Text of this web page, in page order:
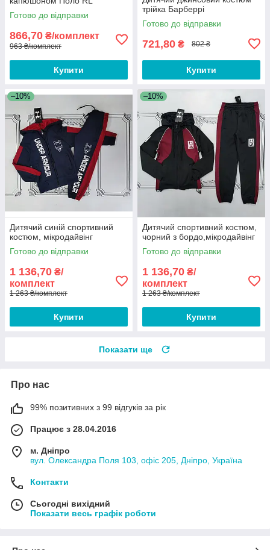
Готово до відправки
866,70 ₴/комплект
963 ₴/комплект
Купити
трійка Барберрі
Готово до відправки
721,80 ₴ 802 ₴
Купити
–10%
Дитячий синій спортивний
костюм, мікродайвінг
Готово до відправки
1 136,70 ₴/
комплект
1 263 ₴/комплект
Купити
–10%
Дитячий спортивний костюм,
чорний з бордо,мікродайвінг
Готово до відправки
1 136,70 ₴/
комплект
1 263 ₴/комплект
Купити
Показати ще
Про нас
99% позитивних з 99 відгуків за рік
Працює з 28.04.2016
м. Дніпро
вул. Олександра Поля 103, офіс 205, Дніпро, Україна
Контакти
Сьогодні вихідний
Показати весь графік роботи